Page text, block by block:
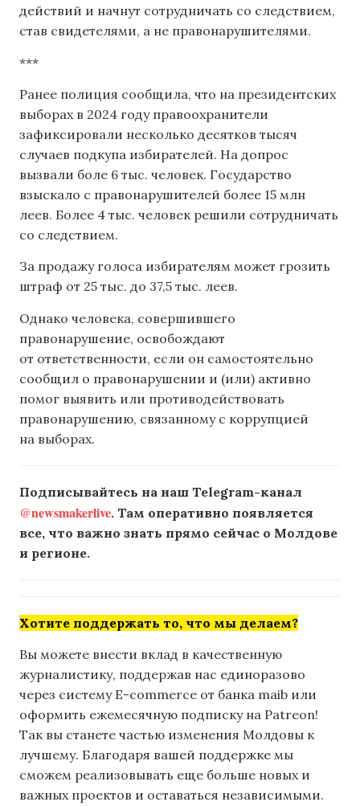
действий и начнут сотрудничать со следствием,
став свидетелями, а не правонарушителями.
***
Ранее полиция сообщила, что на президентских
выборах в 2024 году правоохранители
зафиксировали несколько десятков тысяч
случаев подкупа избирателей. На допрос
вызвали боле 6 тыс. человек. Государство
взыскало с правонарушителей более 15 млн
леев. Более 4 тыс. человек решили сотрудничать
со следствием.
За продажу голоса избирателям может грозить
штраф от 25 тыс. до 37,5 тыс. леев.
Однако человека, совершившего
правонарушение, освобождают
от ответственности, если он самостоятельно
сообщил о правонарушении и (или) активно
помог выявить или противодействовать
правонарушению, связанному с коррупцией
на выборах.
Подписывайтесь на наш Telegram-канал
@newsmakerlive. Там оперативно появляется
все, что важно знать прямо сейчас о Молдове
и регионе.
Хотите поддержать то, что мы делаем?
Вы можете внести вклад в качественную
журналистику, поддержав нас единоразово
через систему E-commerce от банка maib или
оформить ежемесячную подписку на Patreon!
Так вы станете частью изменения Молдовы к
лучшему. Благодаря вашей поддержке мы
сможем реализовывать еще больше новых и
важных проектов и оставаться независимыми.